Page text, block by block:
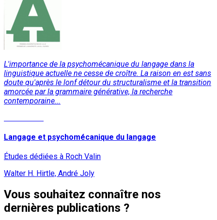
L'importance de la psychomécanique du langage dans la
linguistique actuelle ne cesse de croître. La raison en est sans
doute qu'après le lonf détour du structuralisme et la transition
amorcée par la grammaire générative, la recherche
contemporaine...
Langage et psychomécanique du langage
Études dédiées à Roch Valin
Walter H. Hirtle, André Joly
Vous souhaitez connaître nos
dernières publications ?